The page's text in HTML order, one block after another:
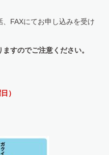
FAXにてお申し込みを受け
すのでご注意ください。
）